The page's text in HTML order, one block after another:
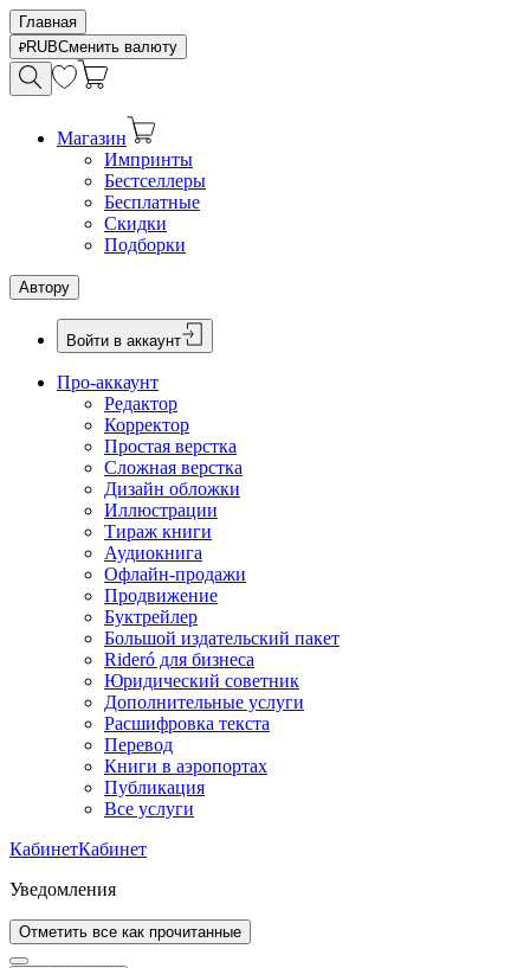
Главная
RUBСменить валюту
Магазин
Импринты
Бестселлеры
Бесплатные
Скидки
Подборки
Автору
Войти в аккаунт
Про-аккаунт
Редактор
Корректор
Простая верстка
Сложная верстка
Дизайн обложки
Иллюстрации
Тираж книги
Аудиокнига
Офлайн-продажи
Продвижение
Буктрейлер
Большой издательский пакет
Rideró для бизнеса
Юридический советник
Дополнительные услуги
Расшифровка текста
Перевод
Книги в аэропортах
Публикация
Все услуги
КабинетКабинет
Уведомления
Отметить все как прочитанные